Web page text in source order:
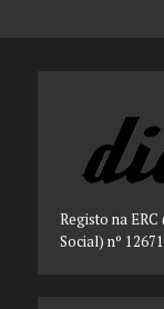
Registo na
Social) nº